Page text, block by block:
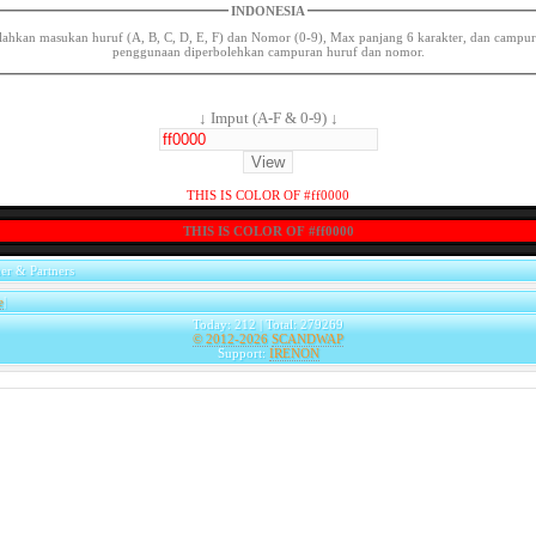
INDONESIA
masukan huruf (A, B, C, D, E, F) dan Nomor (0-9), Max panjang 6 karakter, dan
penggunaan diperbolehkan campuran huruf dan nomor.
↓ Imput (A-F & 0-9) ↓
THIS IS COLOR OF #ff0000
THIS IS COLOR OF #ff0000
& Partners
|
Today: 212 | Total: 279269
© 2012-2026 SCANDWAP
Support: IRENON